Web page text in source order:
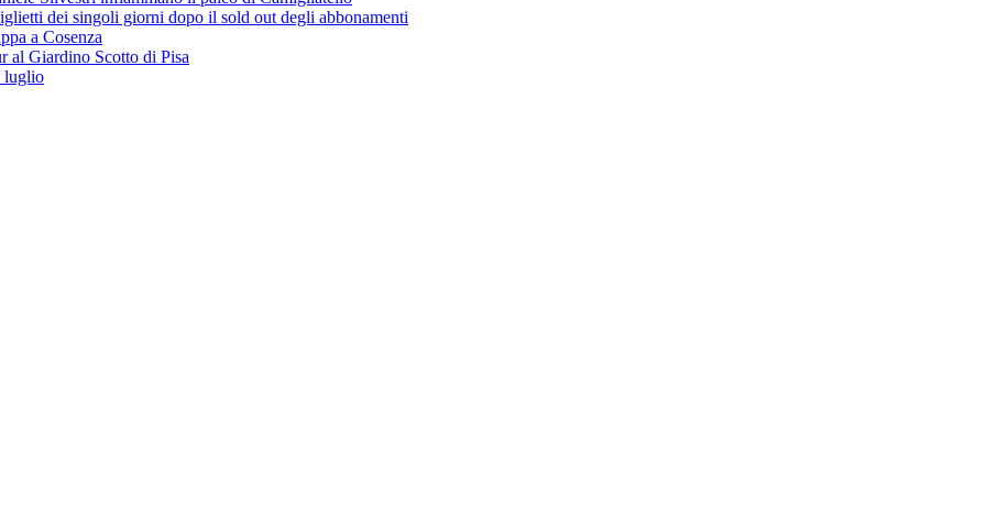
dei singoli giorni dopo il sold out degli abbonamenti
a Cosenza
al Giardino Scotto di Pisa
luglio